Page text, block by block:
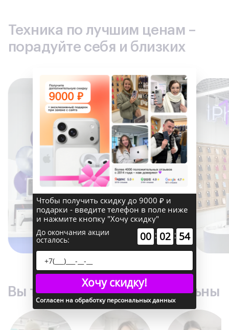
Техника по лучшим ценам –
порадуйте себя и близких
Вы точно останетесь довольны
×
Чтобы получить скидку до 9000 ₽ и
подарки - введите телефон в поле ниже
и нажмите кнопку "Хочу скидку"
До окончания акции
осталось: 00 : 02 : 53
Хочу скидку!
Согласен на обработку персональных данных